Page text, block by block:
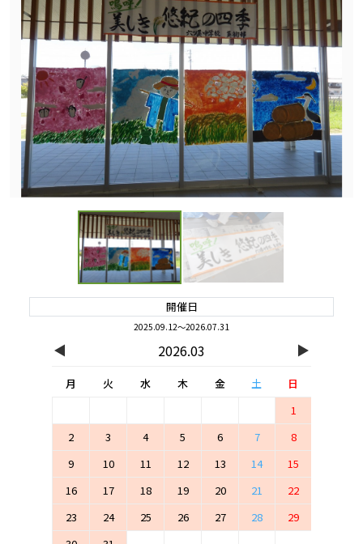
開催日
2025.09.12～2026.07.31
◀ 2026.03 ▶
月 火 水 木 金 土
日
1
2
3 4 5 6 7
8
9
10 11 12 13 14
15
16
17 18 19 20 21
22
23
24 25 26 27 28
29